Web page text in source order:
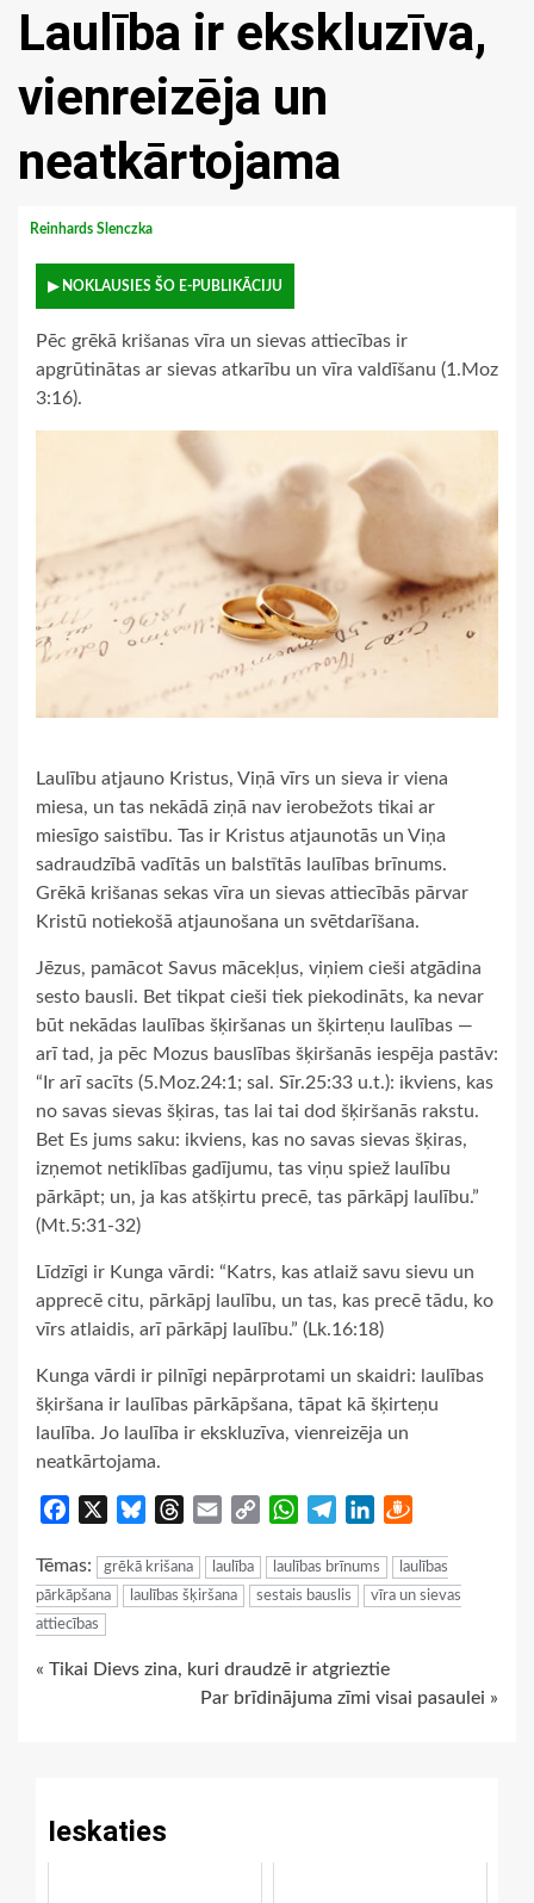
Laulība ir ekskluzīva,
vienreizēja un
neatkārtojama
Reinhards Slenczka
▶ NOKLAUSIES ŠO E-PUBLIKĀCIJU
Pēc grēkā krišanas vīra un sievas attiecības ir
apgrūtinātas ar sievas atkarību un vīra valdīšanu (1.Moz
3:16).
Laulību atjauno Kristus, Viņā vīrs un sieva ir viena
miesa, un tas nekādā ziņā nav ierobežots tikai ar
miesīgo saistību. Tas ir Kristus atjaunotās un Viņa
sadraudzībā vadītās un balstītās laulības brīnums.
Grēkā krišanas sekas vīra un sievas attiecībās pārvar
Kristū notiekošā atjaunošana un svētdarīšana.
Jēzus, pamācot Savus mācekļus, viņiem cieši atgādina
sesto bausli. Bet tikpat cieši tiek piekodināts, ka nevar
būt nekādas laulības šķiršanas un šķirteņu laulības —
arī tad, ja pēc Mozus bauslības šķiršanās iespēja pastāv:
“Ir arī sacīts (5.Moz.24:1; sal. Sīr.25:33 u.t.): ikviens, kas
no savas sievas šķiras, tas lai tai dod šķiršanās rakstu.
Bet Es jums saku: ikviens, kas no savas sievas šķiras,
izņemot netiklības gadījumu, tas viņu spiež laulību
pārkāpt; un, ja kas atšķirtu precē, tas pārkāpj laulību.”
(Mt.5:31-32)
Līdzīgi ir Kunga vārdi: “Katrs, kas atlaiž savu sievu un
apprecē citu, pārkāpj laulību, un tas, kas precē tādu, ko
vīrs atlaidis, arī pārkāpj laulību.” (Lk.16:18)
Kunga vārdi ir pilnīgi nepārprotami un skaidri: laulības
šķiršana ir laulības pārkāpšana, tāpat kā šķirteņu
laulība. Jo laulība ir ekskluzīva, vienreizēja un
neatkārtojama.
Facebook BlueskyThreads
Email
Copy
WhatsApp
TelegramLinkedIn
Tēmas: grēkā krišana laulība laulības brīnums
laulības
pārkāpšana
laulības šķiršana sestais bauslis
vīra un sievas
attiecības
Continue
« Tikai Dievs zina, kuri draudzē ir atgrieztie
Par brīdinājuma zīmi visai pasaulei »
Ieskaties